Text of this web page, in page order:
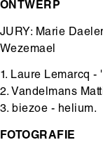
ONTWERP
JURY: Marie
Wezemael
1. Laure Lemarcq -
2. Vandelmans
3. biezoe - helium.
FOTOGRAFIE